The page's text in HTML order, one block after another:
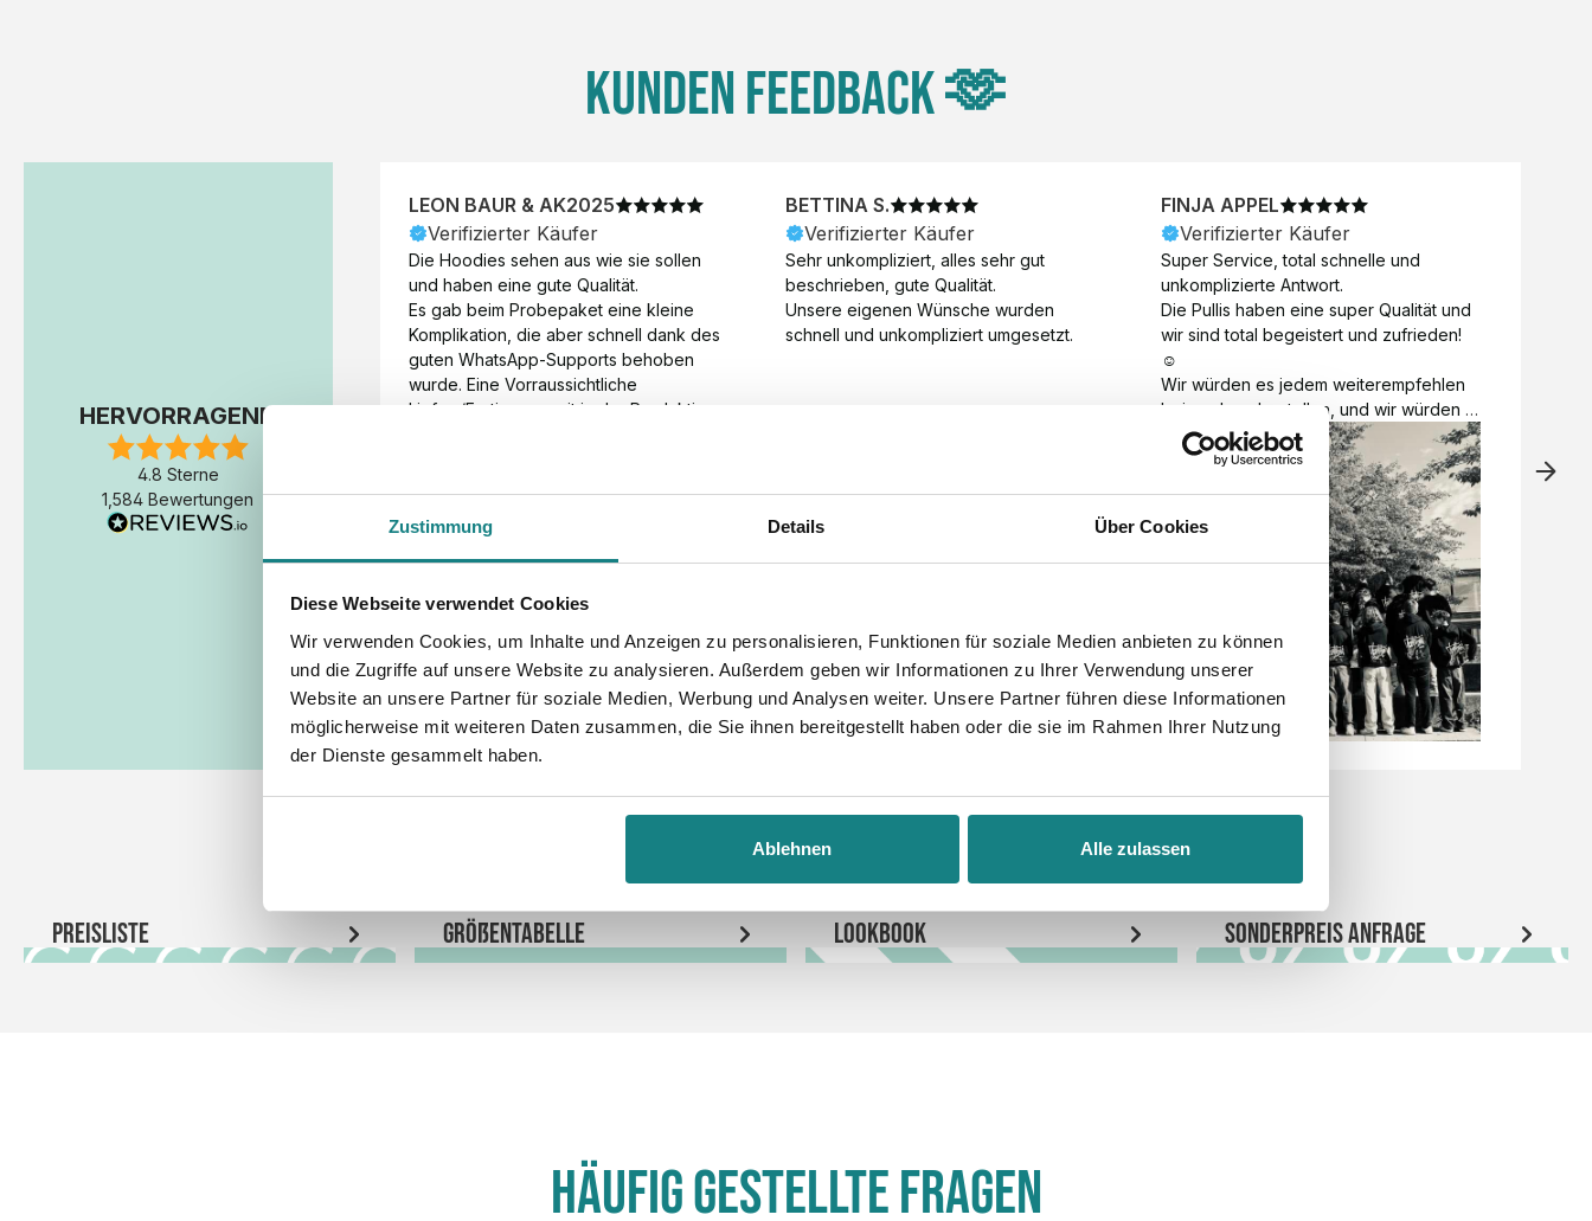
Zustimmung Details Über Cookies
Diese Webseite verwendet Cookies
Wir verwenden Cookies, um Inhalte und Anzeigen zu personalisieren, Funktionen für soziale Medien anbieten zu können
und die Zugriffe auf unsere Website zu analysieren. Außerdem geben wir Informationen zu Ihrer Verwendung unserer
Website an unsere Partner für soziale Medien, Werbung und Analysen weiter. Unsere Partner führen diese Informationen
möglicherweise mit weiteren Daten zusammen, die Sie ihnen bereitgestellt haben oder die sie im Rahmen Ihrer Nutzung
der Dienste gesammelt haben.
Ablehnen Alle zulassen
Kunden Feedback 🫶
HERVORRAGEND
4.8 Sterne
1,584 Bewertungen
LEON BAUR & AK2025
Verifizierter Käufer
Die Hoodies sehen aus wie sie sollen
und haben eine gute Qualität.
Es gab beim Probepaket eine kleine
Komplikation, die aber schnell dank des
guten WhatsApp-Supports behoben
wurde. Eine Vorraussichtliche
Liefer-/Fertigungszeit in der Produktion
Fertigstellung der Produktion.
BETTINA S.
Verifizierter Käufer
Sehr unkompliziert, alles sehr gut
beschrieben, gute Qualität.
Unsere eigenen Wünsche wurden
schnell und unkompliziert umgesetzt.
FINJA APPEL
Verifizierter Käufer
Super Service, total schnelle und
unkomplizierte Antwort.
Die Pullis haben eine super Qualität und
wir sind total begeistert und zufrieden!
☺️
Wir würden es jedem weiterempfehlen
bei euch zu bestellen, und wir würden
es auch sofort nochmal tun!
Vielen Dank für alles 😊
Preisliste Größentabelle LookBook Sonderpreis Anfrage
Häufig gestellte Fragen